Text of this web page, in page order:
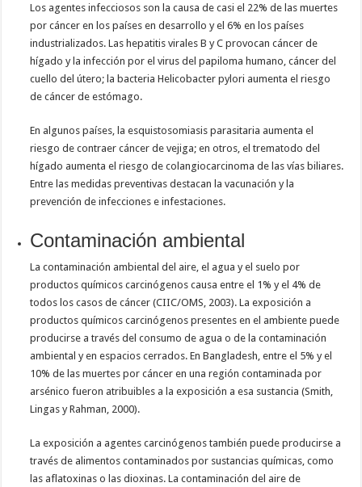
Los agentes infecciosos son la causa de casi el 22% de las muertes
por cáncer en los países en desarrollo y el 6% en los países
industrializados. Las hepatitis virales B y C provocan cáncer de
hígado y la infección por el virus del papiloma humano, cáncer del
cuello del útero; la bacteria Helicobacter pylori aumenta el riesgo
de cáncer de estómago.
En algunos países, la esquistosomiasis parasitaria aumenta el
riesgo de contraer cáncer de vejiga; en otros, el trematodo del
hígado aumenta el riesgo de colangiocarcinoma de las vías biliares.
Entre las medidas preventivas destacan la vacunación y la
prevención de infecciones e infestaciones.
Contaminación ambiental
La contaminación ambiental del aire, el agua y el suelo por
productos químicos carcinógenos causa entre el 1% y el 4% de
todos los casos de cáncer (CIIC/OMS, 2003). La exposición a
productos químicos carcinógenos presentes en el ambiente puede
producirse a través del consumo de agua o de la contaminación
ambiental y en espacios cerrados. En Bangladesh, entre el 5% y el
10% de las muertes por cáncer en una región contaminada por
arsénico fueron atribuibles a la exposición a esa sustancia (Smith,
Lingas y Rahman, 2000).
La exposición a agentes carcinógenos también puede producirse a
través de alimentos contaminados por sustancias químicas, como
las aflatoxinas o las dioxinas. La contaminación del aire de